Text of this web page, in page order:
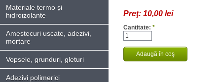
Materiale termo și
hidroizolante
Amestecuri uscate, adezivi,
mortare
Vopsele, grunduri, gleturi
Adezivi polimerici
Preţ: 10,00 lei
Cantitate: *